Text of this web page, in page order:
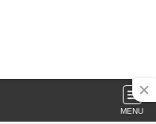
MENU